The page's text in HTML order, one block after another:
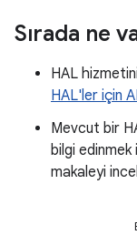
Sırada ne
HAL
HAL'ler için
Mevcut bir
bilgi edinmek
makaleyi